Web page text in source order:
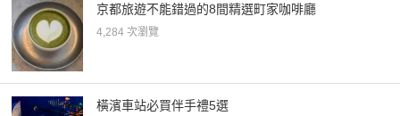
京都旅遊不能錯過的8間精選町家咖啡廳
4,284 次瀏覽
橫濱車站必買伴手禮5選